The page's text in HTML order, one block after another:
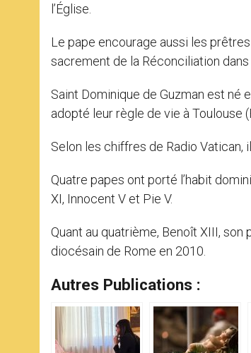
l’Église.
Le pape encourage aussi les
sacrement de la Réconciliation
Saint Dominique de Guzman est né
adopté leur règle de vie à Toulouse
Selon les chiffres de Radio Vatican,
Quatre papes ont porté l’habit
XI, Innocent V et Pie V.
Quant au quatrième, Benoît XIII,
diocésain de Rome en 2010.
Autres Publications :